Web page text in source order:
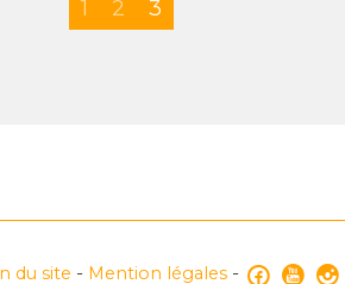
1 2 3
du site - Mention légales-